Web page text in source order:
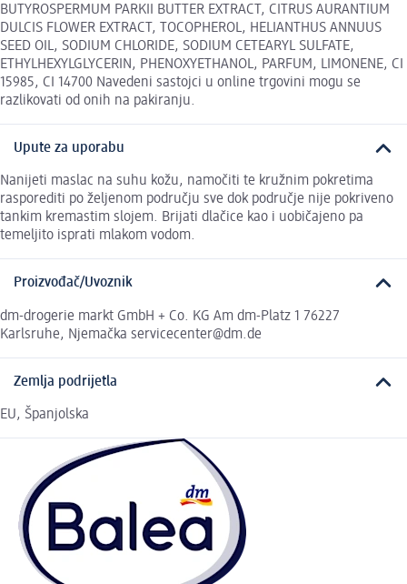
BUTYROSPERMUM PARKII BUTTER EXTRACT, CITRUS AURANTIUM
DULCIS FLOWER EXTRACT, TOCOPHEROL, HELIANTHUS ANNUUS
SEED OIL, SODIUM CHLORIDE, SODIUM CETEARYL SULFATE,
ETHYLHEXYLGLYCERIN, PHENOXYETHANOL, PARFUM, LIMONENE, CI
15985, CI 14700 Navedeni sastojci u online trgovini mogu se
razlikovati od onih na pakiranju.
Upute za uporabu
Nanijeti maslac na suhu kožu, namočiti te kružnim pokretima
rasporediti po željenom području sve dok područje nije pokriveno
tankim kremastim slojem. Brijati dlačice kao i uobičajeno pa
temeljito isprati mlakom vodom.
Proizvođač/Uvoznik
dm-drogerie markt GmbH + Co. KG Am dm-Platz 1 76227
Karlsruhe, Njemačka servicecenter@dm.de
Zemlja podrijetla
EU, Španjolska